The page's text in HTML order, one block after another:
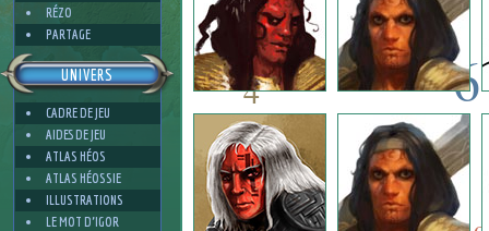
RÉZO
PARTAGE
UNIVERS
CADRE DE JEU
AIDES DE JEU
ATLAS HÉOS
ATLAS HÉOSSIE
ILLUSTRATIONS
LE MOT D'IGOR
6
6
6
6
3
4